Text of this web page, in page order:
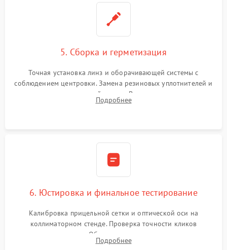
5. Сборка и герметизация
Точная установка линз и оборачивающей системы с
соблюдением центровки. Замена резиновых уплотнителей и
нанесение влагозащитной смазки. Вакуумирование корпуса
и заполнение его осушенным азотом или аргоном для
Подробнее
6. Юстировка и финальное тестирование
Калибровка прицельной сетки и оптической оси на
коллиматорном стенде. Проверка точности кликов
механизма поправок. Обязательное испытание прицела на
ударном стенде для проверки устойчивости к отдаче и
Подробнее